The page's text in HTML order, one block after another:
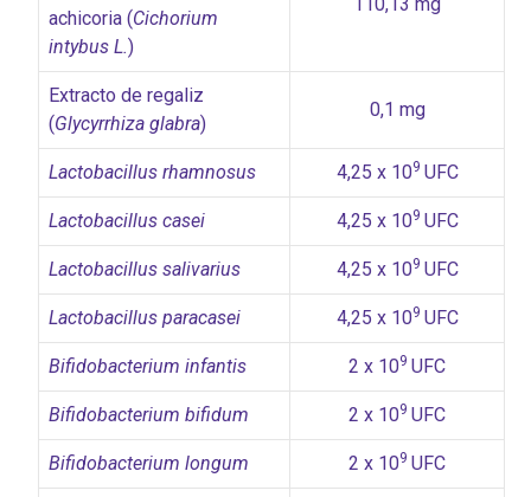
achicoria (Cichorium
intybus L.)
110,13 mg
Extracto de regaliz
(Glycyrrhiza glabra)
0,1 mg
Lactobacillus rhamnosus 4,25 x 109 UFC
Lactobacillus casei 4,25 x 109 UFC
Lactobacillus salivarius 4,25 x 109 UFC
Lactobacillus paracasei 4,25 x 109 UFC
Bifidobacterium infantis 2 x 109 UFC
Bifidobacterium bifidum 2 x 109 UFC
Bifidobacterium longum 2 x 109 UFC